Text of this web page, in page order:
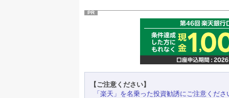
PR
【ご注意ください】
「楽天」を名乗った投資勧誘にご注意くださ